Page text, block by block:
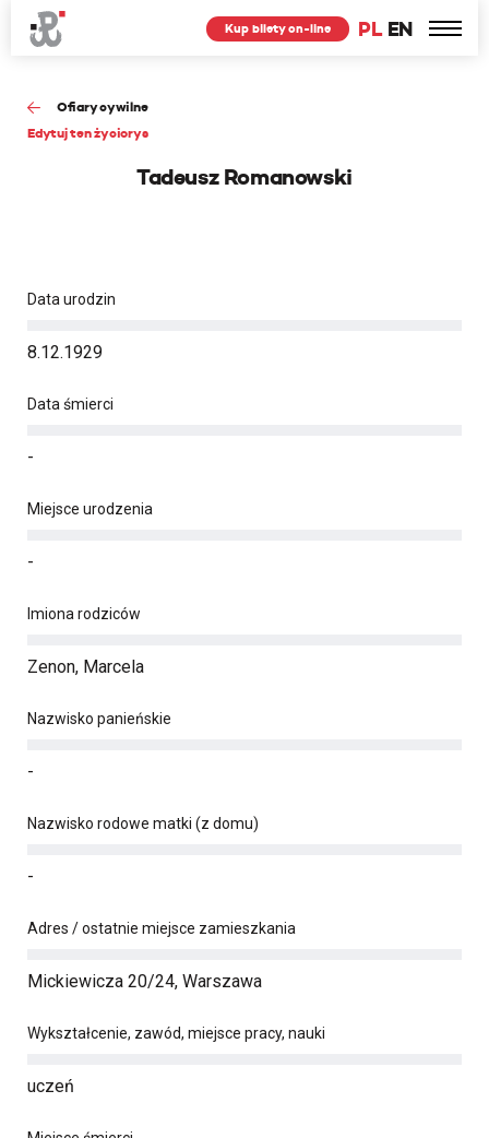
PL EN
Kup bilety on-line
Ofiary cywilne
Edytuj ten życiorys
Tadeusz Romanowski
Data urodzin
8.12.1929
Data śmierci
-
Miejsce urodzenia
-
Imiona rodziców
Zenon, Marcela
Nazwisko panieńskie
-
Nazwisko rodowe matki (z domu)
-
Adres / ostatnie miejsce zamieszkania
Mickiewicza 20/24, Warszawa
Wykształcenie, zawód, miejsce pracy, nauki
uczeń